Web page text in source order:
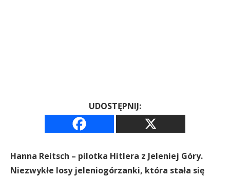
UDOSTĘPNIJ:
Hanna Reitsch – pilotka Hitlera z Jeleniej Góry.
Niezwykłe losy jeleniogórzanki, która stała się